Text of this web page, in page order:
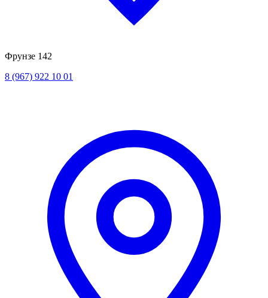
Фрунзе 142
8 (967) 922 10 01